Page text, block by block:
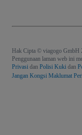
Hak Cipta © viagogo GmbH
Penggunaan laman web ini
Privasi dan Polisi Kuki dan
Jangan Kongsi Maklumat